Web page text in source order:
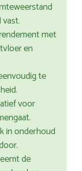
met
en
te
voor
in onderhoud
de